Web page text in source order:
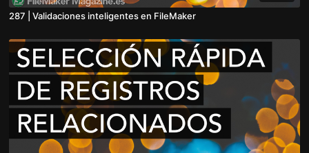
287 | Validaciones inteligentes en FileMaker